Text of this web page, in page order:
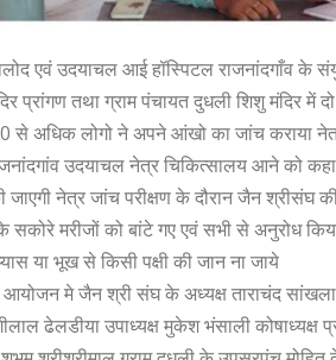
एवं उदयाचल आई हॉस्पिटल राजनांदगाँव के
प्रांगण तथा ग्राम पंचायत दुधली शिशु मंदिर
से अधिक लोगो ने अपने आंखो का जांच कराया
उदयाचल नेत्र चिकित्सालय आने को
जाएगी नेत्र जांच परीक्षण के दौरान जैन श्रीसंघ
के सकोरे मरीजों को बांटे गए एवं सभी से अनुरोध
या भूख से किसी पक्षी की जान ना जाये
मे जैन श्री संघ के अध्यक्ष ताराचंद
ढेलडीया उपाध्यक्ष मुकेश भंसाली कोषाध्यक्ष